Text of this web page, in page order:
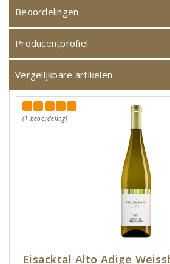
Beoordelingen
Producentprofiel
Vergelijkbare artikelen
(1 beoordeling)
Eisacktal Alto Adige